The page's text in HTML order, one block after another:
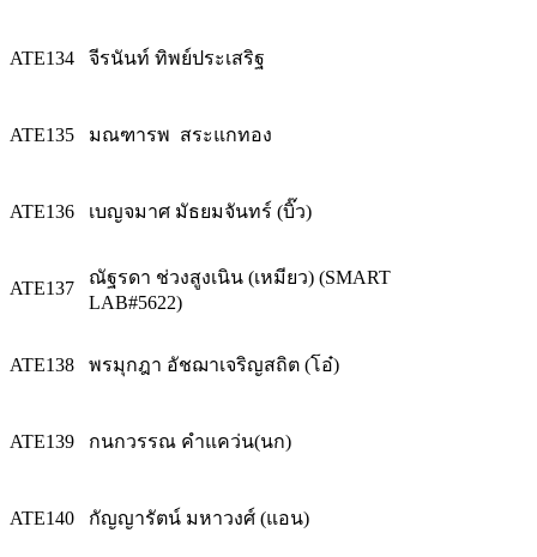
ATE134 จีรนันท์ ทิพย์ประเสริฐ
ATE135 มณฑารพ สระแกทอง
ATE136 เบญจมาศ มัธยมจันทร์ (บิ๊ว)
ATE137
ณัฐรดา ช่วงสูงเนิน (เหมียว) (SMART
LAB#5622)
ATE138 พรมุกฎา อัชฌาเจริญสถิต (โอ๋)
ATE139 กนกวรรณ คำแคว่น(นก)
ATE140 กัญญารัตน์ มหาวงศ์ (แอน)